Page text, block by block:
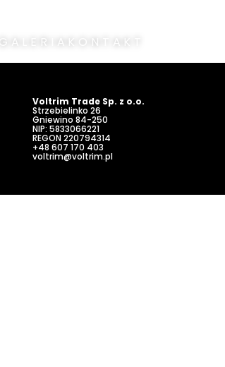
GALERIA KONTAKT
Voltrim Trade Sp. z o.o.
Strzebielinko 26
Gniewino 84-250
NIP: 5833066221
REGON 220794314
+48 607 170 403
voltrim@voltrim.pl